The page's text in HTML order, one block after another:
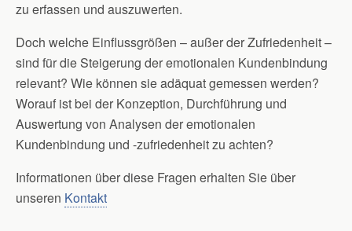
zu erfassen und auszuwerten.
Doch welche Einflussgrößen – außer der Zufriedenheit –
sind für die Steigerung der emotionalen Kundenbindung
relevant? Wie können sie adäquat gemessen werden?
Worauf ist bei der Konzeption, Durchführung und
Auswertung von Analysen der emotionalen
Kundenbindung und -zufriedenheit zu achten?
Informationen über diese Fragen erhalten Sie über
unseren Kontakt